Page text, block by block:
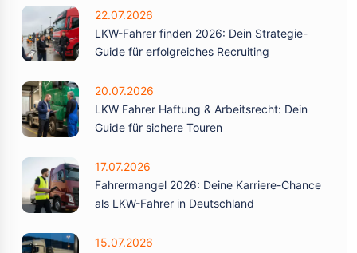
22.07.2026
LKW-Fahrer finden 2026: Dein Strategie-
Guide für erfolgreiches Recruiting
20.07.2026
LKW Fahrer Haftung & Arbeitsrecht: Dein
Guide für sichere Touren
17.07.2026
Fahrermangel 2026: Deine Karriere-Chance
als LKW-Fahrer in Deutschland
15.07.2026